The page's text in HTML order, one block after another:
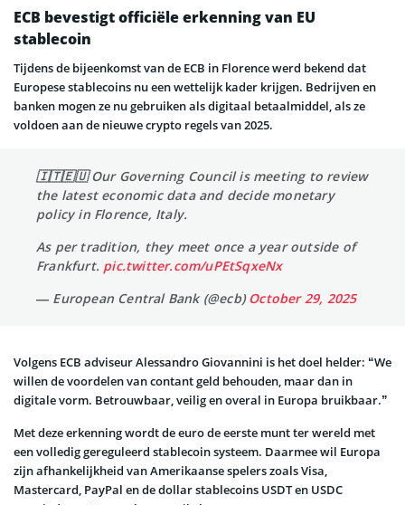
ECB bevestigt officiële erkenning van EU
stablecoin
Tijdens de bijeenkomst van de ECB in Florence werd bekend dat
Europese stablecoins nu een wettelijk kader krijgen. Bedrijven en
banken mogen ze nu gebruiken als digitaal betaalmiddel, als ze
voldoen aan de nieuwe crypto regels van 2025.
🇮🇹🇪🇺 Our Governing Council is meeting to review
the latest economic data and decide monetary
policy in Florence, Italy.
As per tradition, they meet once a year outside of
Frankfurt. pic.twitter.com/uPEtSqxeNx
— European Central Bank (@ecb)October 29, 2025
Volgens ECB adviseur Alessandro Giovannini is het doel helder: “We
willen de voordelen van contant geld behouden, maar dan in
digitale vorm. Betrouwbaar, veilig en overal in Europa bruikbaar.”
Met deze erkenning wordt de euro de eerste munt ter wereld met
een volledig gereguleerd stablecoin systeem. Daarmee wil Europa
zijn afhankelijkheid van Amerikaanse spelers zoals Visa,
Mastercard, PayPal en de dollar stablecoins USDT en USDC